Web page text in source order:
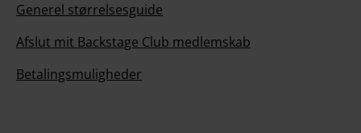
Generel størrelsesguide
Afslut mit Backstage Club medlemskab
Betalingsmuligheder